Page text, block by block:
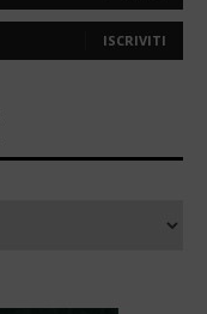
ISCRIVITI